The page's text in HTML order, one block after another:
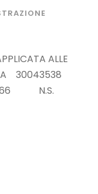
ALLE
30043538
N.S.